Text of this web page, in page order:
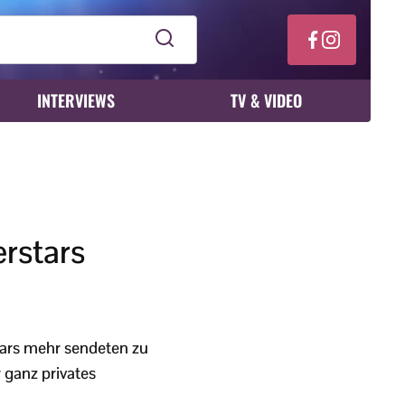
INTERVIEWS TV & VIDEO
mehr sendeten zu
privates